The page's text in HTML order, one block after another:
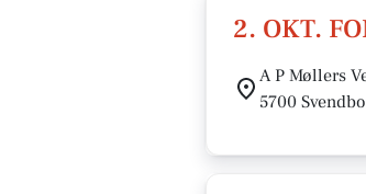
2. OKT.
A P Møllers
5700